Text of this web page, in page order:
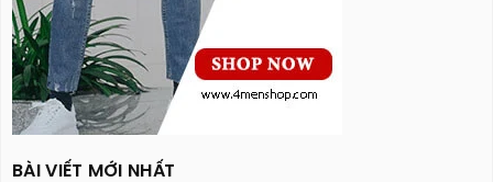
BÀI VIẾT MỚI NHẤT